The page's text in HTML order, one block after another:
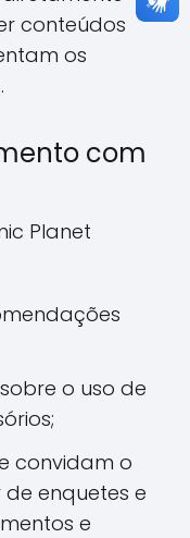
conteúdos
os
com
Planet
sobre o uso de
convidam o
enquetes e
e